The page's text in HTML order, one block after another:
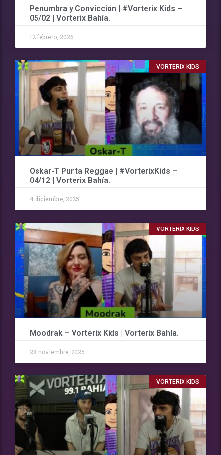
Penumbra y Convicción | #Vorterix Kids –
05/02 | Vorterix Bahía.
12 febrero, 2026
VORTERIX KIDS
Oskar-T Punta Reggae | #VorterixKids –
04/12 | Vorterix Bahía.
4 diciembre, 2025
VORTERIX KIDS
Moodrak – Vorterix Kids | Vorterix Bahía.
28 noviembre, 2025
VORTERIX KIDS